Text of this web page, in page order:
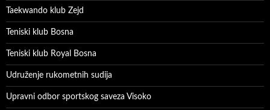
Taekwando klub Zejd
Teniski klub Bosna
Teniski klub Royal Bosna
Udruženje rukometnih sudija
Upravni odbor sportskog saveza Visoko